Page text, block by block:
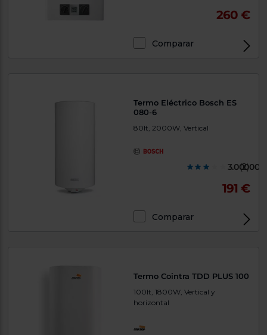
260 €
Comparar
Termo Eléctrico Bosch ES
080-6
80lt, 2000W, Vertical
(2)
191 €
Comparar
Termo Cointra TDD PLUS 100
100lt, 1800W, Vertical y
horizontal